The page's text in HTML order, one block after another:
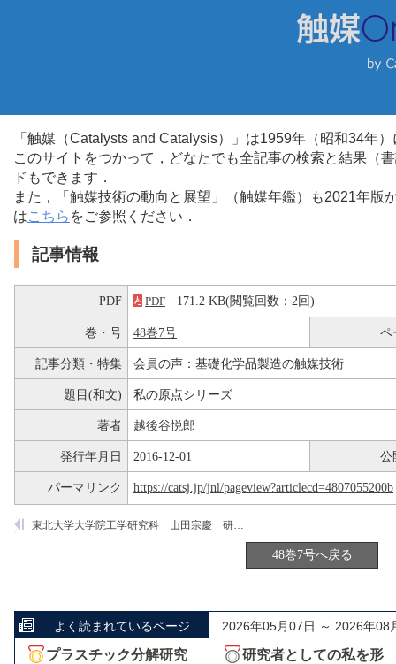
「触媒（Catalysts and Catalysis）」は1959年（昭和34年
このサイトをつかって，どなたでも全記事の検索と結果（
ドもできます．
また，「触媒技術の動向と展望」（触媒年鑑）も2021年
はこちら をご参照ください．
記事情報
PDF PDF 171.2 KB(閲覧回数：2回)
巻・号 48巻7号 ペ
記事分類・特集 会員の声：基礎化学品製造の触媒技術
題目(和文) 私の原点シリーズ
著者 越後谷悦郎
発行年月日 2016-12-01 公
パーマリンク https://catsj.jp/jnl/pageview?articlecd=4807055200b
東北大学大学院工学研究科 山田宗慶 研究室
48巻7号へ戻る
よく読まれているページ 2026年05月07日 ～ 2026年08
プラスチック分解研究
研究者としての私を形